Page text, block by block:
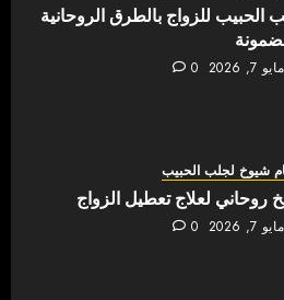
الحبيب للزواج بالطرق الروحانية
مايو 7, 2026 0
شيوخ لجلب الحبيب
روحاني لعلاج تعطيل الزواج
مايو 7, 2026 0